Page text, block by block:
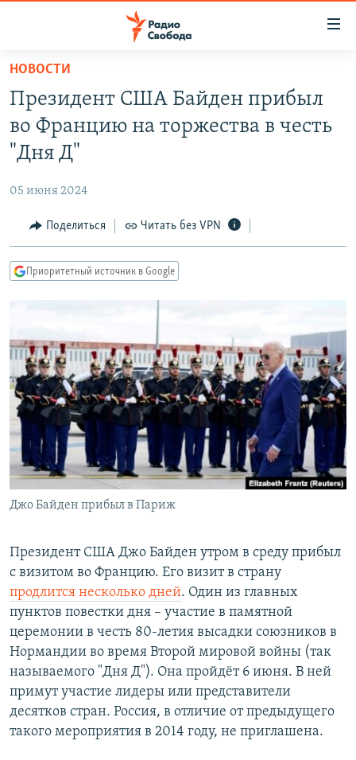
упрощенного
доступа
Вернуться
основному
Вернутся
Вернутся
ПОДКАСТЫ
АВТОРСКИЕ ПРОЕКТЫ
МНЕНИЯ
КУЛЬТУРА
КАВКАЗ.РЕАЛИИ
СИБИРЬ.РЕАЛИИ
РАСПИСАНИЕ ВЕЩАНИЯ
ПОДПИШИТЕСЬ НА РАССЫЛКУ
СОЦИАЛЬНЫЕ СЕТИ
Все сайты РСЕ/РС
НОВОСТИ
Президент США Байден прибыл
во Францию на торжества в честь
"Дня Д"
05 июня 2024
Поделиться Читать без VPN
Приоритетный источник в Google
Джо Байден прибыл в Париж
Президент США Джо Байден утром в среду прибыл
с визитом во Францию. Его визит в страну
продлится несколько дней. Один из главных
пунктов повестки дня – участие в памятной
церемонии в честь 80-летия высадки союзников в
Нормандии во время Второй мировой войны (так
называемого "Дня Д"). Она пройдёт 6 июня. В ней
примут участие лидеры или представители
десятков стран. Россия, в отличие от предыдущего
такого мероприятия в 2014 году, не приглашена.